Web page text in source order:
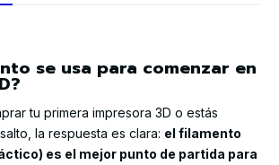
se usa para comenzar en
tu primera impresora 3D o estás
la respuesta es clara: el filamento
es el mejor punto de partida para